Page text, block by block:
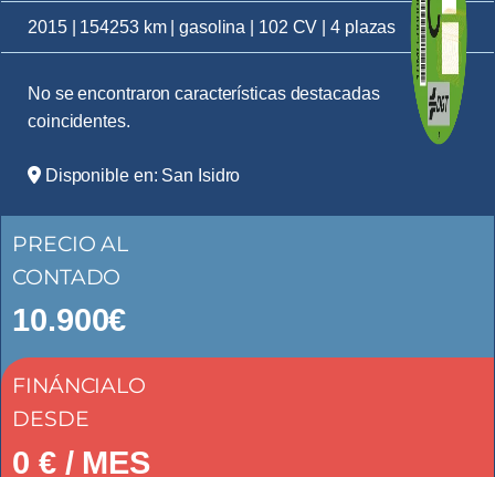
2015 | 154253 km | gasolina | 102 CV | 4 plazas
No se encontraron características destacadas
coincidentes.
Disponible en: San Isidro
PRECIO AL
CONTADO
10.900€
FINÁNCIALO
DESDE
0 € / MES